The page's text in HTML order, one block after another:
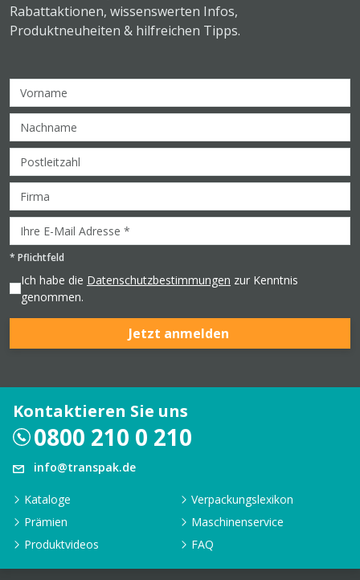
Rabattaktionen, wissenswerten Infos,
Produktneuheiten & hilfreichen Tipps.
* Pflichtfeld
Ich habe die Datenschutzbestimmungen zur Kenntnis
genommen.
Jetzt anmelden
Kontaktieren Sie uns
0800 210 0 210
info@transpak.de
Kataloge
Verpackungslexikon
Prämien
Maschinenservice
Produktvideos
FAQ